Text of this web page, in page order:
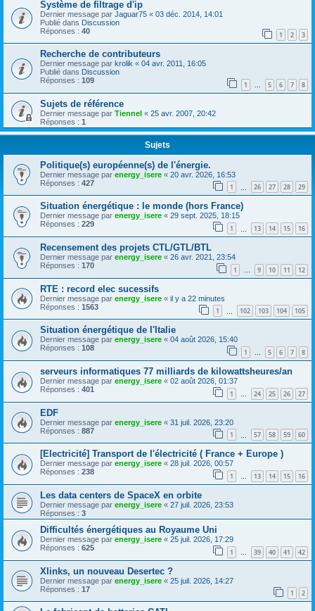
Système de filtrage d'ip
Dernier message par Jaguar75 « 03 déc. 2014, 14:01
Publié dans Discussion
Réponses : 40 1 2 3
Recherche de contributeurs
Dernier message par krolik « 04 avr. 2011, 16:05
Publié dans Discussion
Réponses : 109 1 … 5 6 7 8
Sujets de référence
Dernier message par Tiennel « 25 avr. 2007, 20:42
Réponses : 1
Sujets
Politique(s) européenne(s) de l'énergie.
Dernier message par energy_isere « 20 avr. 2026, 16:53
Réponses : 427 1 26 27 28 29
Situation énergétique : le monde (hors France)
Dernier message par energy_isere « 29 sept. 2025, 18:15
Réponses : 229 1 13 14 15 16
Recensement des projets CTL/GTL/BTL
Dernier message par energy_isere « 26 avr. 2021, 23:54
Réponses : 170 1 … 9 10 11 12
RTE : record elec sucessifs
Dernier message par energy_isere « il y a 22 minutes
Réponses : 1563 1 102 103 104 105
Situation énergétique de l'Italie
Dernier message par energy_isere « 04 août 2026, 15:40
Réponses : 108 1 … 5 6 7 8
serveurs informatiques 77 milliards de kilowattsheures/an
Dernier message par energy_isere « 02 août 2026, 01:37
Réponses : 401 1 … 24 25 26 27
EDF
Dernier message par energy_isere « 31 juil. 2026, 23:20
Réponses : 887 1 57 58 59 60
[Electricité] Transport de l'électricité ( France + Europe )
Dernier message par energy_isere « 28 juil. 2026, 00:57
Réponses : 238 1 … 13 14 15 16
Les data centers de SpaceX en orbite
Dernier message par energy_isere « 27 juil. 2026, 23:53
Réponses : 3
Difficultés énergétiques au Royaume Uni
Dernier message par energy_isere « 25 juil. 2026, 17:29
Réponses : 625 1 … 39 40 41 42
Xlinks, un nouveau Desertec ?
Dernier message par energy_isere « 25 juil. 2026, 14:27
Réponses : 17 1 2